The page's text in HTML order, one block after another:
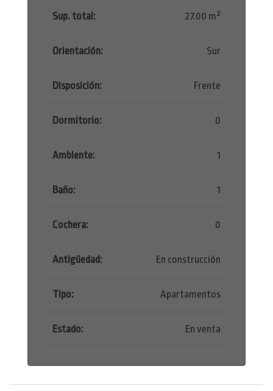
Sup. total: 27.00 m²
Orientación: Sur
Disposición: Frente
Dormitorio: 0
Ambiente: 1
Baño: 1
Cochera: 0
Antigüedad: En construcción
Tipo: Apartamentos
Estado: En venta